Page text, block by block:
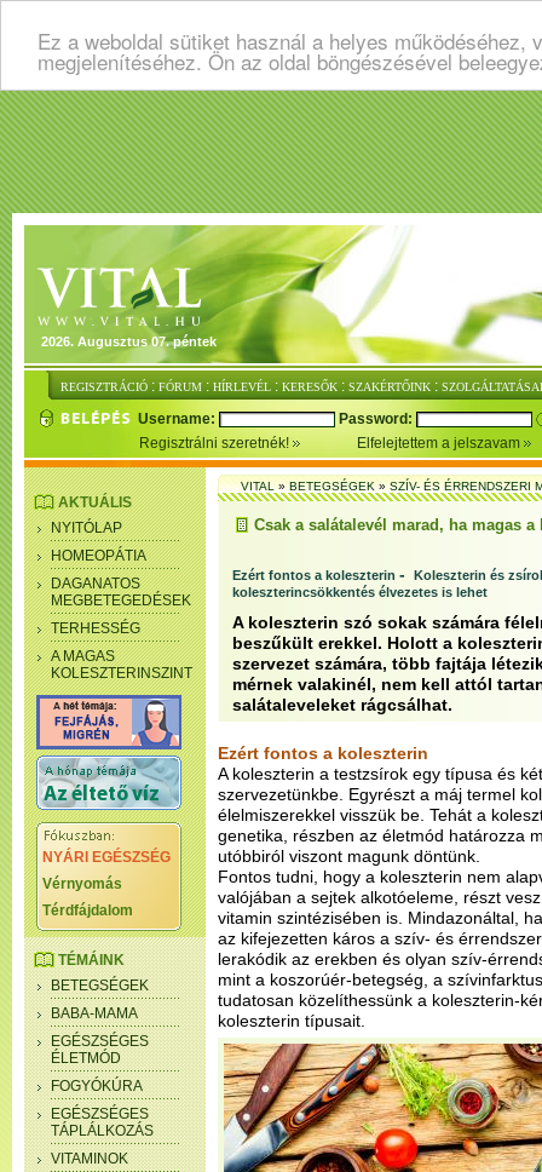
Ez a weboldal sütiket használ a helyes
megjelenítéséhez. Ön az oldal böngészésével
2026. Augusztus 07. péntek
REGISZTRÁCIÓ : FÓRUM : HÍRLEVÉL : KERESŐK : SZAKÉRTŐINK :
Username:
Password:
Regisztrálni szeretnék!
Elfelejtettem a jelszavam
AKTUÁLIS
NYITÓLAP
HOMEOPÁTIA
DAGANATOS
MEGBETEGEDÉSEK
TERHESSÉG
A MAGAS
KOLESZTERINSZINT
NYÁRI EGÉSZSÉG
Vérnyomás
Térdfájdalom
TÉMÁINK
BETEGSÉGEK
BABA-MAMA
EGÉSZSÉGES
ÉLETMÓD
FOGYÓKÚRA
EGÉSZSÉGES
TÁPLÁLKOZÁS
VITAMINOK
VITAL»BETEGSÉGEK»SZÍV- ÉS ÉRRENDSZERI
Csak a salátalevél marad, ha magas
Ezért fontos a koleszterin - Koleszterin és
koleszterincsökkentés élvezetes is lehet
A koleszterin szó sokak számára
beszűkült erekkel. Holott a
szervezet számára, több fajtája
mérnek valakinél, nem kell attól
salátaleveleket rágcsálhat.
Ezért fontos a koleszterin
A koleszterin a testzsírok egy típusa és
szervezetünkbe. Egyrészt a máj termel
élelmiszerekkel visszük be. Tehát a
genetika, részben az életmód határozza
utóbbiról viszont magunk döntünk.
Fontos tudni, hogy a koleszterin nem
valójában a sejtek alkotóeleme, részt
vitamin szintézisében is. Mindazonáltal,
az kifejezetten káros a szív- és
lerakódik az erekben és olyan szív-
mint a koszorúér-betegség, a
tudatosan közelíthessünk a koleszterin-
koleszterin típusait.